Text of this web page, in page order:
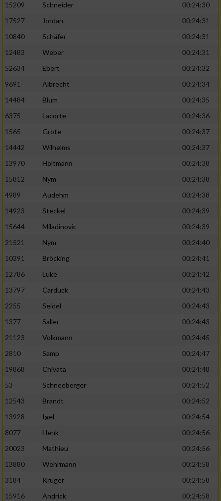
15209
Schneider
00:24:30
17527
Jordan
00:24:31
10840
Schäfer
00:24:31
12483
Weber
00:24:31
52634
Ebert
00:24:32
9691
Albrecht
00:24:34
14484
Blum
00:24:35
6375
Lacorte
00:24:36
1565
Grote
00:24:37
14442
Wilhelms
00:24:37
13970
Holtmann
00:24:38
15812
Nym
00:24:38
4989
Audehm
00:24:38
14923
Steckel
00:24:39
15644
Miladinovic
00:24:39
21521
Nym
00:24:40
10391
Bröcking
00:24:41
12786
Lüke
00:24:42
13797
Carduck
00:24:43
2255
Seidel
00:24:43
1377
Saller
00:24:43
21123
Volkmann
00:24:45
2810
Samp
00:24:47
19868
Chivata
00:24:48
53
Schneeberger
00:24:52
12543
Brandt
00:24:52
13928
Igel
00:24:54
8077
Henk
00:24:56
20023
Mathieu
00:24:56
13880
Wehrmann
00:24:58
3184
Krüger
00:24:58
15916
Andrick
00:24:58